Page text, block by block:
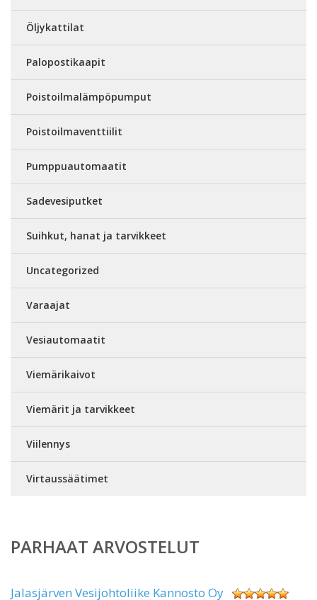
Öljykattilat
Palopostikaapit
Poistoilmalämpöpumput
Poistoilmaventtiilit
Pumppuautomaatit
Sadevesiputket
Suihkut, hanat ja tarvikkeet
Uncategorized
Varaajat
Vesiautomaatit
Viemärikaivot
Viemärit ja tarvikkeet
Viilennys
Virtaussäätimet
PARHAAT ARVOSTELUT
Jalasjärven Vesijohtoliike Kannosto Oy